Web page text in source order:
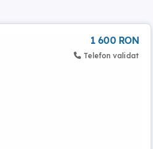
1 600 RON
Telefon validat